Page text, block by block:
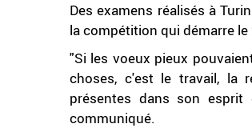
Des examens réalisés à
la compétition qui démarre
"Si les voeux pieux
choses, c'est le travail, la
présentes dans son esprit
communiqué.